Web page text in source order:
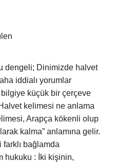
dengeli; Dinimizde halvet
iddialı yorumlar
küçük bir çerçeve
kelimesi ne anlama
Arapça kökenli olup
kalma” anlamına gelir.
bağlamda
hukuku : İki kişinin,